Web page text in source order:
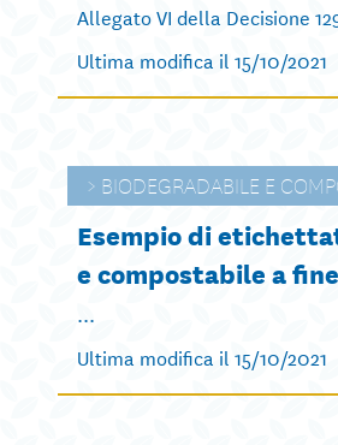
Allegato VI della Decisione
Ultima modifica il 15/10/2021
BIODEGRADABILE E
Esempio di
e compostabile a
...
Ultima modifica il 15/10/2021